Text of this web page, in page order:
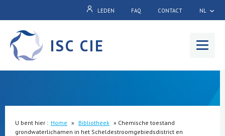
LEDEN FAQ CONTACT NL
ISC CIE
U bent hier : Home » Bibliotheek » Chemische toestand
grondwaterlichamen in het Scheldestroomgebiedsdistrict en